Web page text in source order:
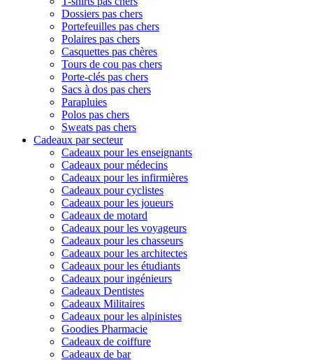
Dossiers pas chers
Portefeuilles pas chers
Polaires pas chers
Casquettes pas chères
Tours de cou pas chers
Porte-clés pas chers
Sacs à dos pas chers
Parapluies
Polos pas chers
Sweats pas chers
Cadeaux par secteur
Cadeaux pour les enseignants
Cadeaux pour médecins
Cadeaux pour les infirmières
Cadeaux pour cyclistes
Cadeaux pour les joueurs
Cadeaux de motard
Cadeaux pour les voyageurs
Cadeaux pour les chasseurs
Cadeaux pour les architectes
Cadeaux pour les étudiants
Cadeaux pour ingénieurs
Cadeaux Dentistes
Cadeaux Militaires
Cadeaux pour les alpinistes
Goodies Pharmacie
Cadeaux de coiffure
Cadeaux de bar